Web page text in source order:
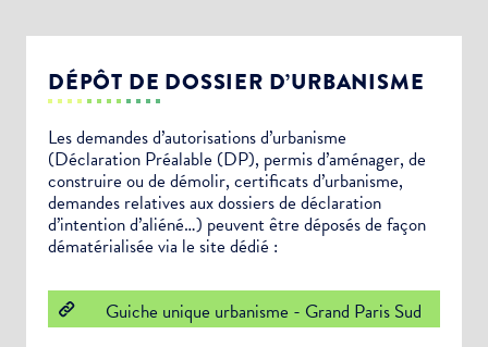
DÉPÔT DE DOSSIER D’URBANISME
Les demandes d’autorisations d’urbanisme
(Déclaration Préalable (DP), permis d’aménager, de
construire ou de démolir, certificats d’urbanisme,
demandes relatives aux dossiers de déclaration
d’intention d’aliéné…) peuvent être déposés de façon
dématérialisée via le site dédié :
Guiche unique urbanisme - Grand Paris Sud